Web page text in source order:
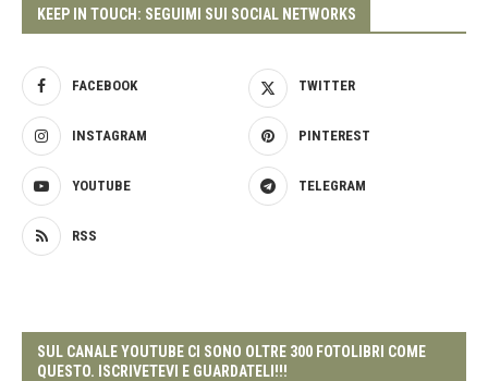
KEEP IN TOUCH: SEGUIMI SUI SOCIAL NETWORKS
FACEBOOK TWITTER
INSTAGRAM PINTEREST
YOUTUBE TELEGRAM
RSS
SUL CANALE YOUTUBE CI SONO OLTRE 300 FOTOLIBRI COME
QUESTO. ISCRIVETEVI E GUARDATELI!!!